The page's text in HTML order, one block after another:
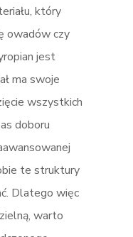
który
owadów czy
jest
ma swoje
wszystkich
doboru
te struktury
Dlatego więc
warto